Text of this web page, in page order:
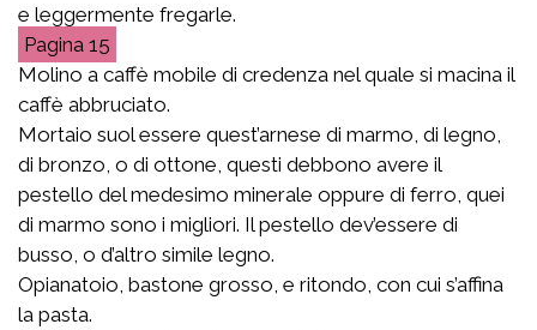
e leggermente fregarle.
15
Molino a caffè mobile di credenza nel quale si macina il
caffè abbruciato.
Mortaio suol essere quest’arnese di marmo, di legno,
di bronzo, o di ottone, questi debbono avere il
pestello del medesimo minerale oppure di ferro, quei
di marmo sono i migliori. Il pestello dev’essere di
busso, o d’altro simile legno.
Opianatoio, bastone grosso, e ritondo, con cui s’affina
la pasta.